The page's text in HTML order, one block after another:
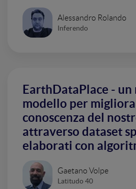
Alessandro Rolando
Inferendo
EarthDataPlace - un
modello per
conoscenza del
attraverso dataset
elaborati con
Gaetano Volpe
Latitudo 40